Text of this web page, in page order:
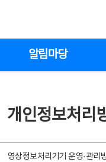
알림마당
개인정보처리
영상정보처리기기 운영·관리